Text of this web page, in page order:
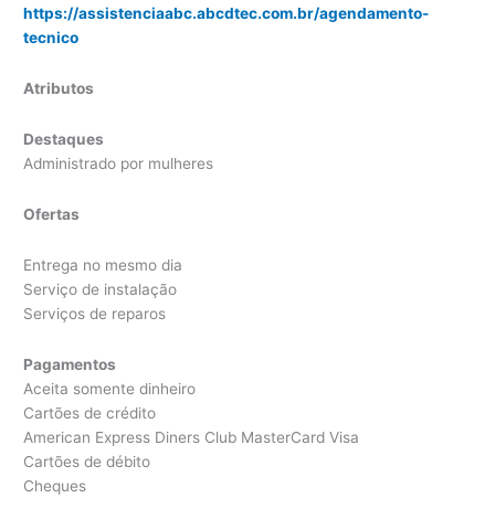
https://assistenciaabc.abcdtec.com.br/agendamento-
tecnico
Atributos
Destaques
Administrado por mulheres
Ofertas
Entrega no mesmo dia
Serviço de instalação
Serviços de reparos
Pagamentos
Aceita somente dinheiro
Cartões de crédito
American Express Diners Club MasterCard Visa
Cartões de débito
Cheques